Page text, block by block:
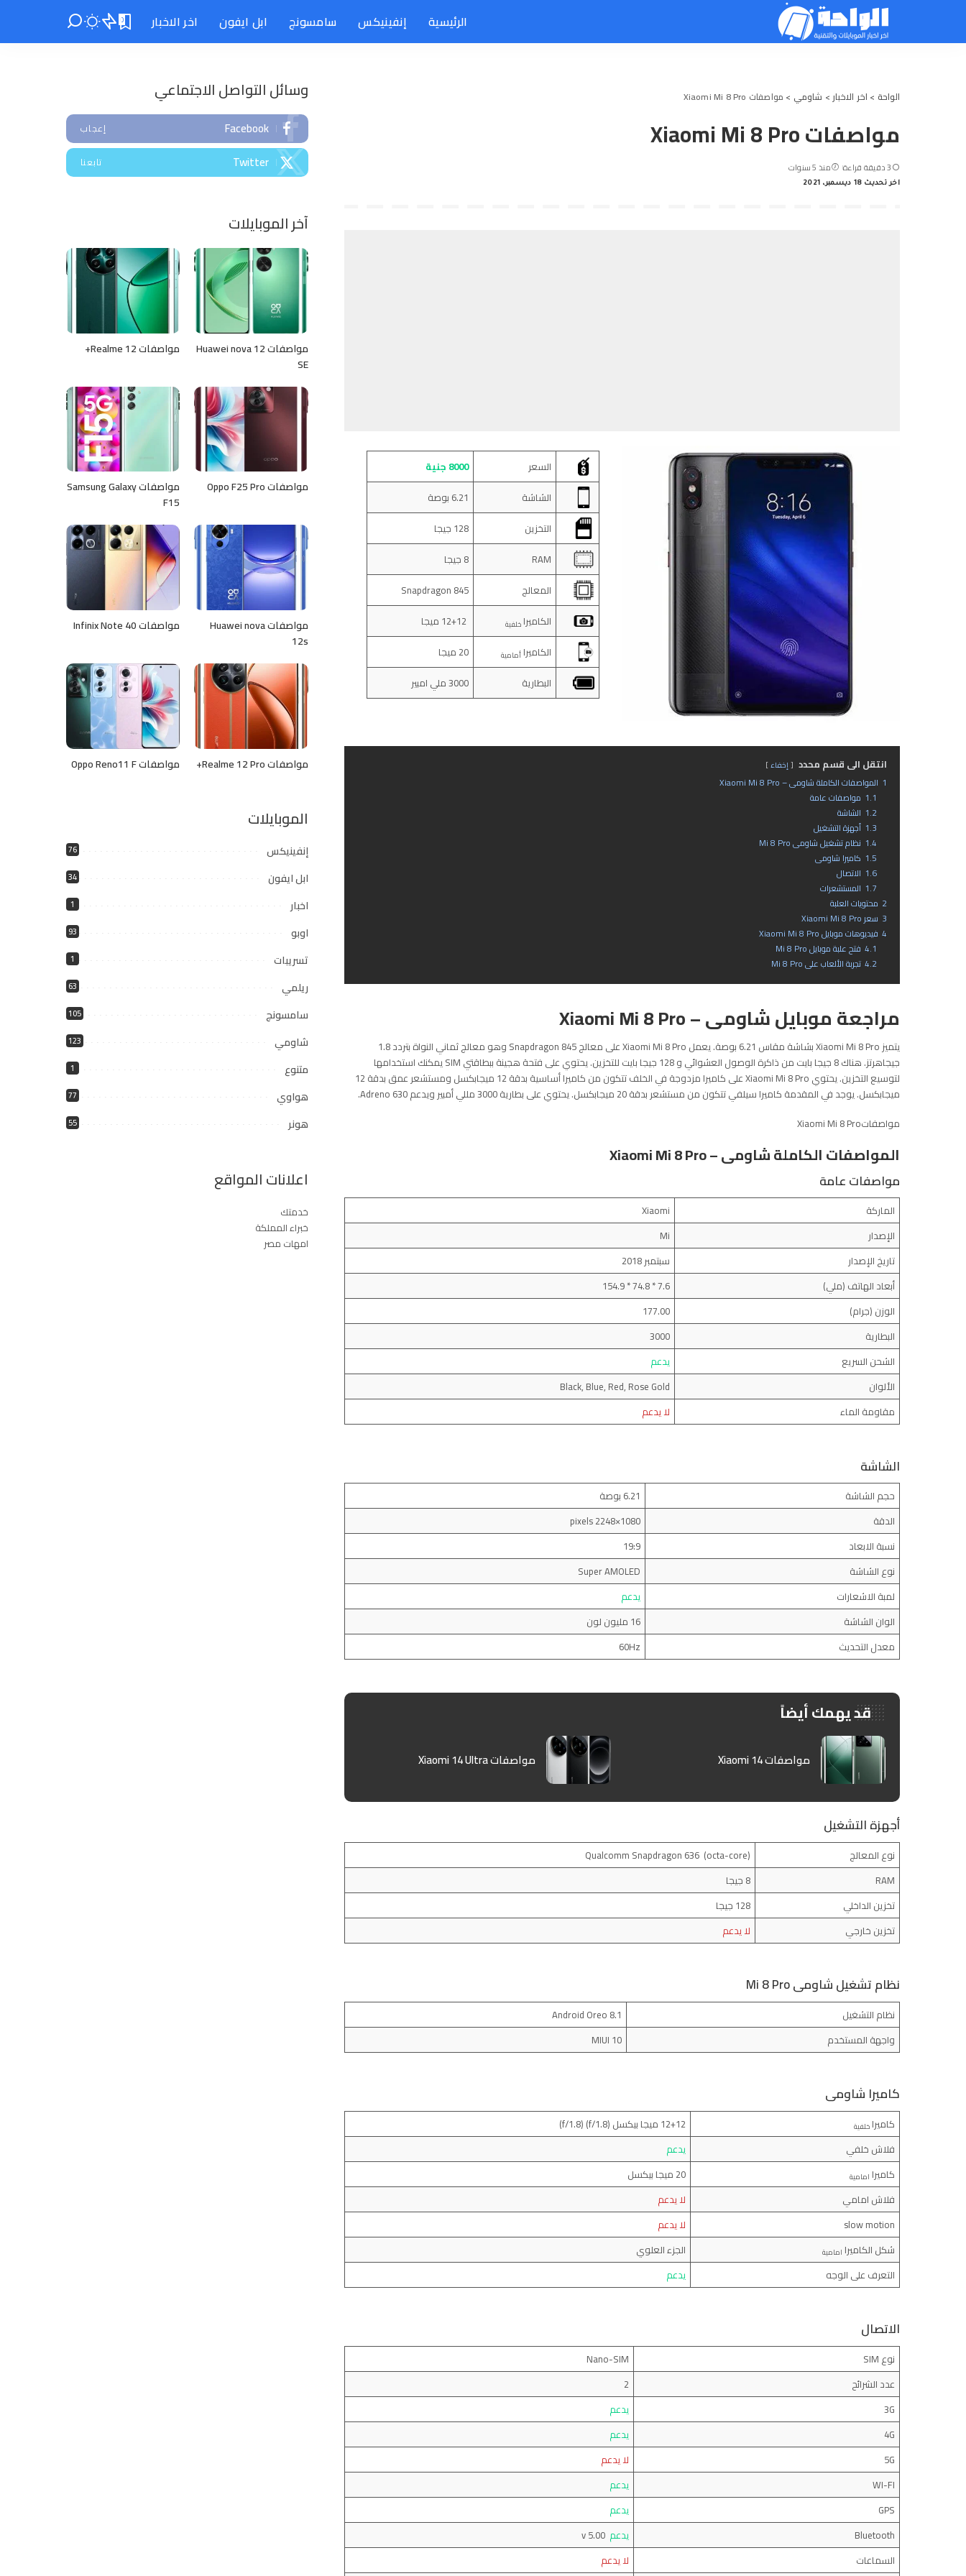
الرئيسية إنفينيكس سامسونج ابل ايفون اخر الاخبار 0
الواحة > اخر الاخبار > شاومي > مواصفات Xiaomi Mi 8 Pro
مواصفات Xiaomi Mi 8 Pro
3 دقيقة قراءة منذ 5 سنوات
اخر تحديث 18 ديسمبر، 2021
السعر
8000 جنية
الشاشة
6.21 بوصة
التخزين
128 جيجا
RAM
8 جيجا
المعالج
Snapdragon 845
الكاميراخلفية
الكاميراأمامية
20 ميجا
البطارية
3000 ملي امبير
انتقل الى قسم محدد إخفاء
1 المواصفات الكاملة شاومى – Xiaomi Mi 8 Pro
1.1 مواصفات عامة
1.2 الشاشة
1.3 أجهزة التشغيل
1.4 نظام تشغيل شاومى Mi 8 Pro
1.5 كاميرا شاومى
1.6 الاتصال
1.7 المستشعرات
2 محتويات العلبة
3 سعر Xiaomi Mi 8 Pro
4 فيديوهات موبايل Xiaomi Mi 8 Pro
4.1 فتح علبة موبايل Mi 8 Pro
4.2 تجربة الألعاب على Mi 8 Pro
مراجعة موبايل شاومى – Xiaomi Mi 8 Pro
يتميز Xiaomi Mi 8 Pro بشاشة مقاس 6.21 بوصة. يعمل Xiaomi Mi 8 Pro على معالج Snapdragon 845 وهو معالج ثماني النواة بتردد 1.8
جيجاهرتز. هناك 8 جيجا بايت من ذاكرة الوصول العشوائي و 128 جيجا بايت للتخزين. يحتوي على فتحة هجينة ببطاقتي SIM يمكنك استخدامها
لتوسيع التخزين. يحتوي Xiaomi Mi 8 Pro على كاميرا مزدوجة في الخلف تتكون من كاميرا أساسية بدقة 12 ميجابكسل ومستشعر عمق بدقة 12
ميجابكسل. يوجد في المقدمة كاميرا سيلفي تتكون من مستشعر بدقة 20 ميجابكسل. يحتوي على بطارية 3000 مللي أمبير ويدعم Adreno 630.
مواصفاتXiaomi Mi 8 Pro
المواصفات الكاملة شاومى – Xiaomi Mi 8 Pro
مواصفات عامة
الماركة
Xiaomi
الإصدار
Mi
تاريخ الإصدار
سبتمبر 2018
أبعاد الهاتف (ملي)
7.6 * 74.8 * 154.9
الوزن (جرام)
177.00
البطارية
3000
الشحن السريع
يدعم
الألوان
Black, Blue, Red, Rose Gold
مقاومة الماء
لا يدعم
الشاشة
حجم الشاشة
6.21 بوصة
الدقة
1080×2248 pixels
نسبة الابعاد
19:9
نوع الشاشة
Super AMOLED
لمبة الاشعارات
يدعم
الوان الشاشة
16 مليون لون
معدل التحديث
60Hz
قد يهمك أيضاً
مواصفات Xiaomi 14 مواصفات Xiaomi 14 Ultra
أجهزة التشغيل
نوع المعالج
(Qualcomm Snapdragon 636 (octa-core
RAM
8 جيجا
تخزين الداخلي
128 جيجا
تخزين خارجي
لا يدعم
نظام تشغيل شاومى Mi 8 Pro
نظام التشغيل
Android Oreo 8.1
واجهة المستخدم
MIUI 10
كاميرا شاومى
كاميراخلفية
12+12 ميجا بيكسل (f/1.8) (f/1.8)
فلاش خلفي
يدعم
كاميرا امامية
20 ميجا بيكسل
فلاش امامي
لا يدعم
slow motion
لا يدعم
شكل الكاميرا امامية
الجزء العلوي
التعرف على الوجه
يدعم
الاتصال
نوع SIM
Nano-SIM
عدد الشرائح
2
3G
يدعم
4G
يدعم
5G
لا يدعم
WI-FI
يدعم
GPS
يدعم
Bluetooth
يدعم v 5.00
السماعات
لا يدعم
وسائل التواصل الاجتماعي
Facebook إعجاب
Twitter تابعنا
آخر الموبايلات
مواصفات Huawei nova 12
SE
مواصفات Realme 12+
مواصفات Oppo F25 Pro
مواصفات Samsung Galaxy
F15
مواصفات Huawei nova
12s
مواصفات Infinix Note 40
مواصفات Realme 12 Pro+ مواصفات Oppo Reno11 F
الموبايلات
إنفينيكس 76
ابل ايفون 34
اخبار 1
اوبو 93
تسريبات 1
ريلمي 63
سامسونج 105
شاومي 123
متنوع 1
هواوي 77
هونر 55
اعلانات المواقع
خدمتك
خبراء المملكة
امهات مصر